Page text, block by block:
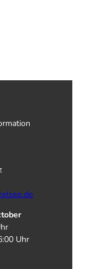
Uhr